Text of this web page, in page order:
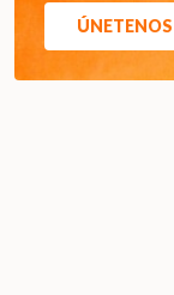
ÚNETENOS